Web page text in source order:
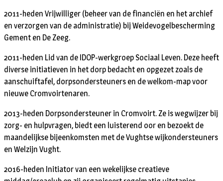
2011-heden Vrijwilliger (beheer van de financiën en het archief
en verzorgen van de administratie) bij Weidevogelbescherming
Gement en De Zeeg.
2011-heden Lid van de IDOP-werkgroep Sociaal Leven. Deze heeft
diverse initiatieven in het dorp bedacht en opgezet zoals de
aanschuiftafel, dorpsondersteuners en de welkom-map voor
nieuwe Cromvoirtenaren.
2013-heden Dorpsondersteuner in Cromvoirt. Ze is wegwijzer bij
zorg- en hulpvragen, biedt een luisterend oor en bezoekt de
maandelijkse bijeenkomsten met de Vughtse wijkondersteuners
en Welzijn Vught.
2016-heden Initiator van een wekelijkse creatieve